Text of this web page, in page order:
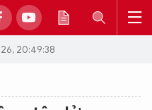
20:49:38